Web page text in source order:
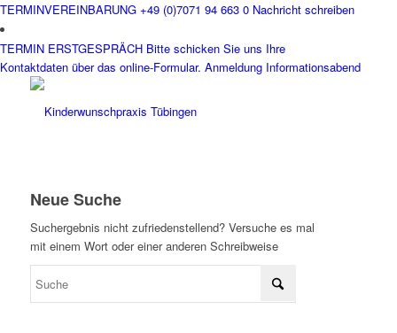
TERMINVEREINBARUNG +49 (0)7071 94 663 0 Nachricht schreiben
TERMIN ERSTGESPRÄCH Bitte schicken Sie uns Ihre
Kontaktdaten über das online-Formular. Anmeldung Informationsabend
Neue Suche
Suchergebnis nicht zufriedenstellend? Versuche es mal
mit einem Wort oder einer anderen Schreibweise